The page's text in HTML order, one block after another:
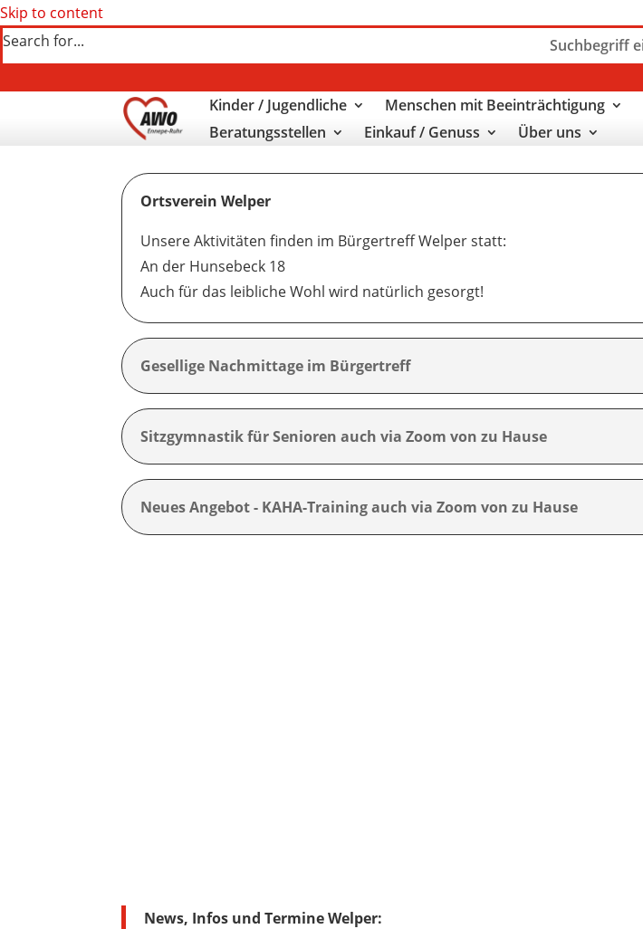
Skip to content
Search for...
Kinder / Jugendliche
Menschen mit Beeinträchtigung
Beratungsstellen
Einkauf / Genuss Über uns
Ortsverein Welper
Unsere Aktivitäten finden im Bürgertreff Welper statt:
An der Hunsebeck 18
Auch für das leibliche Wohl wird natürlich gesorgt!
Gesellige Nachmittage im Bürgertreff
Sitzgymnastik für Senioren auch via Zoom von zu Hause
Neues Angebot - KAHA-Training auch via Zoom von zu Hause
News, Infos und Termine Welper: